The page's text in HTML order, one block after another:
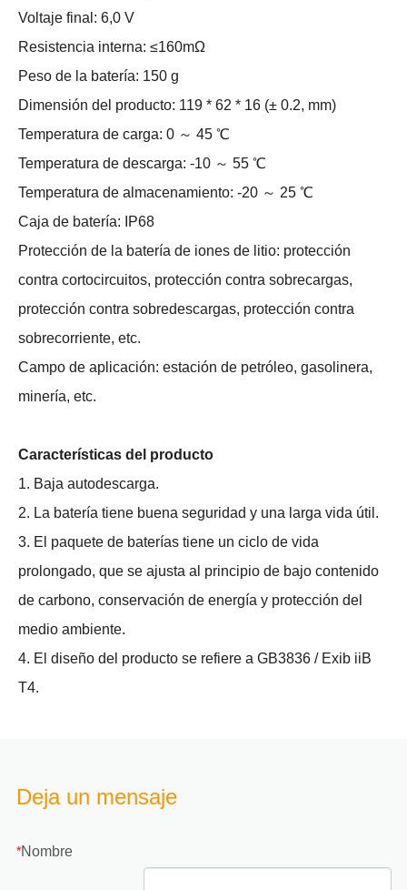
Voltaje final: 6,0 V
Resistencia interna: ≤160mΩ
Peso de la batería: 150 g
Dimensión del producto: 119 * 62 * 16 (± 0.2, mm)
Temperatura de carga: 0 ～ 45 ℃
Temperatura de descarga: -10 ～ 55 ℃
Temperatura de almacenamiento: -20 ～ 25 ℃
Caja de batería: IP68
Protección de la batería de iones de litio: protección
contra cortocircuitos, protección contra sobrecargas,
protección contra sobredescargas, protección contra
sobrecorriente, etc.
Campo de aplicación: estación de petróleo, gasolinera,
minería, etc.
Características del producto
1. Baja autodescarga.
2. La batería tiene buena seguridad y una larga vida útil.
3. El paquete de baterías tiene un ciclo de vida
prolongado, que se ajusta al principio de bajo contenido
de carbono, conservación de energía y protección del
medio ambiente.
4. El diseño del producto se refiere a GB3836 / Exib iiB
T4.
Deja un mensaje
*Nombre